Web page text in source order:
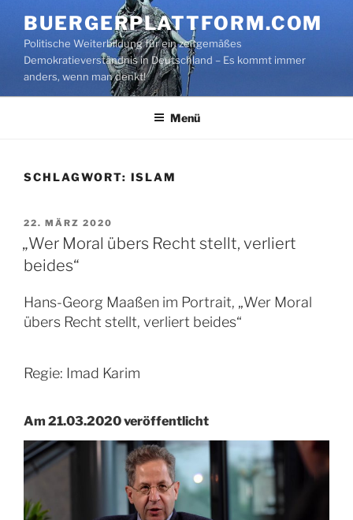
Inhalt
springen
BUERGERPLATTFORM.COM
Politische Weiterbildung für ein zeitgemäßes
Demokratieverständnis in Deutschland – Es kommt immer
anders, wenn man denkt!
Menü
SCHLAGWORT: ISLAM
VERÖFFENTLICHT
AM
22. MÄRZ 2020
„Wer Moral übers Recht stellt, verliert
beides“
Hans-Georg Maaßen im Portrait, „Wer Moral
übers Recht stellt, verliert beides“
Regie: Imad Karim
Am 21.03.2020 veröffentlicht